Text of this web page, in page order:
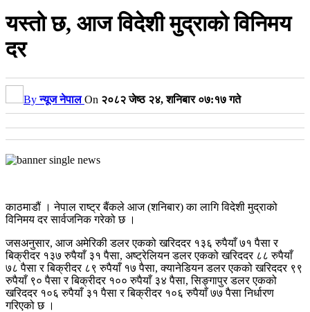
यस्तो छ, आज विदेशी मुद्राको विनिमय
दर
Byन्यूज नेपाल On २०८२ जेष्ठ २४, शनिबार ०७:१७ गते
काठमाडौं । नेपाल राष्ट्र बैंकले आज (शनिबार) का लागि विदेशी मुद्राको
विनिमय दर सार्वजनिक गरेको छ ।
जसअनुसार, आज अमेरिकी डलर एकको खरिददर १३६ रुपैयाँ ७१ पैसा र
बिक्रीदर १३७ रुपैयाँ ३१ पैसा, अष्ट्रेलियन डलर एकको खरिददर ८८ रुपैयाँ
७८ पैसा र बिक्रीदर ८९ रुपैयाँ १७ पैसा, क्यानेडियन डलर एकको खरिददर ९९
रुपैयाँ ९० पैसा र बिक्रीदर १०० रुपैयाँ ३४ पैसा, सिङ्गापुर डलर एकको
खरिददर १०६ रुपैयाँ ३१ पैसा र बिक्रीदर १०६ रुपैयाँ ७७ पैसा निर्धारण
गरिएको छ ।